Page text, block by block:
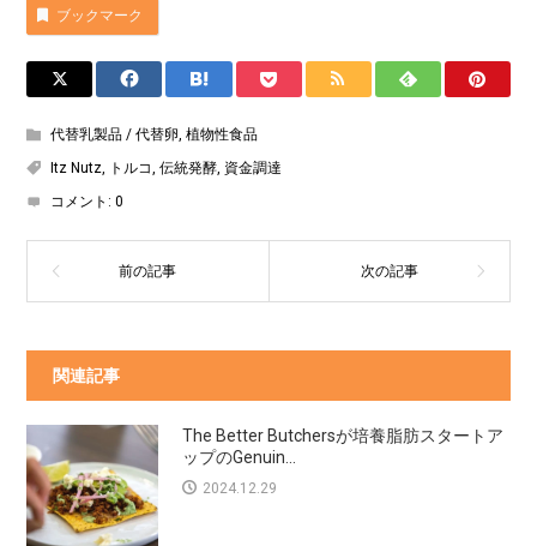
ブックマーク
代替乳製品 / 代替卵,植物性食品
Itz Nutz, トルコ,伝統発酵, 資金調達
コメント:0
関連記事
The Better Butchersが培養脂肪スタートア
ップのGenuin...
2024.12.29